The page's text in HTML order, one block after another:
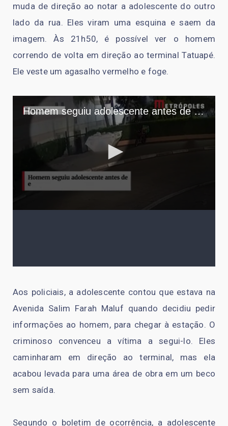
muda de direção ao notar a adolescente do outro
lado da rua. Eles viram uma esquina e saem da
imagem. Às 21h50, é possível ver o homem
correndo de volta em direção ao terminal Tatuapé.
Ele veste um agasalho vermelho e foge.
Aos policiais, a adolescente contou que estava na
Avenida Salim Farah Maluf quando decidiu pedir
informações ao homem, para chegar à estação. O
criminoso convenceu a vítima a segui-lo. Eles
caminharam em direção ao terminal, mas ela
acabou levada para uma área de obra em um beco
sem saída.
Segundo o boletim de ocorrência, a adolescente